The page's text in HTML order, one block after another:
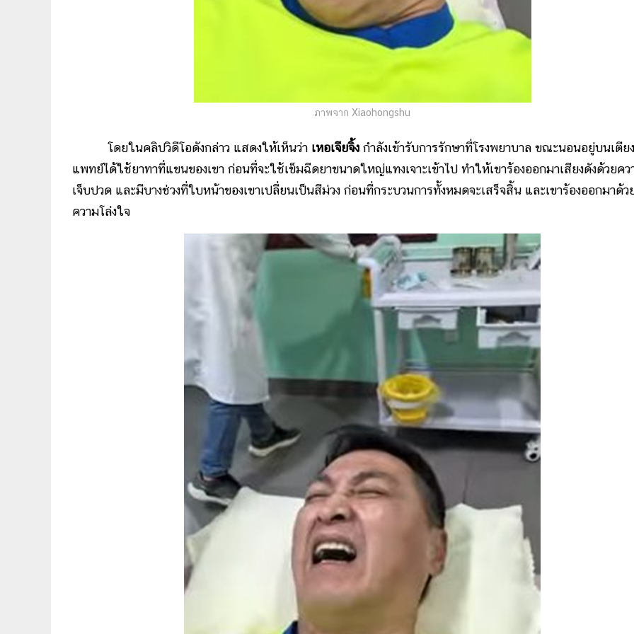
ภาพจาก Xiaohongshu
โดยในคลิปวิดีโอดังกล่าว แสดงให้เห็นว่า เหอเจียจิ้ง กำลังเข้ารับการรักษาที่โรงพยาบาล ขณะนอนอยู่บนเตียง
แพทย์ได้ใช้ยาทาที่แขนของเขา ก่อนที่จะใช้เข็มฉีดยาขนาดใหญ่แทงเจาะเข้าไป ทำให้เขาร้องออกมาเสียงดังด้วยคว
เจ็บปวด และมีบางช่วงที่ใบหน้าของเขาเปลี่ยนเป็นสีม่วง ก่อนที่กระบวนการทั้งหมดจะเสร็จสิ้น และเขาร้องออกมาด้ว
ความโล่งใจ